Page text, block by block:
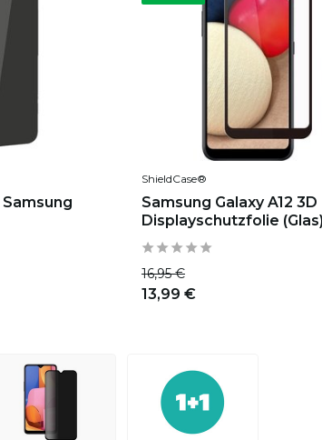
ShieldCase®
Samsung Galaxy A12 3D
Displayschutzfolie (Glas)
16,95 €
13,99 €